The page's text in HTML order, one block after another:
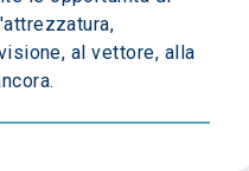
al vettore, alla